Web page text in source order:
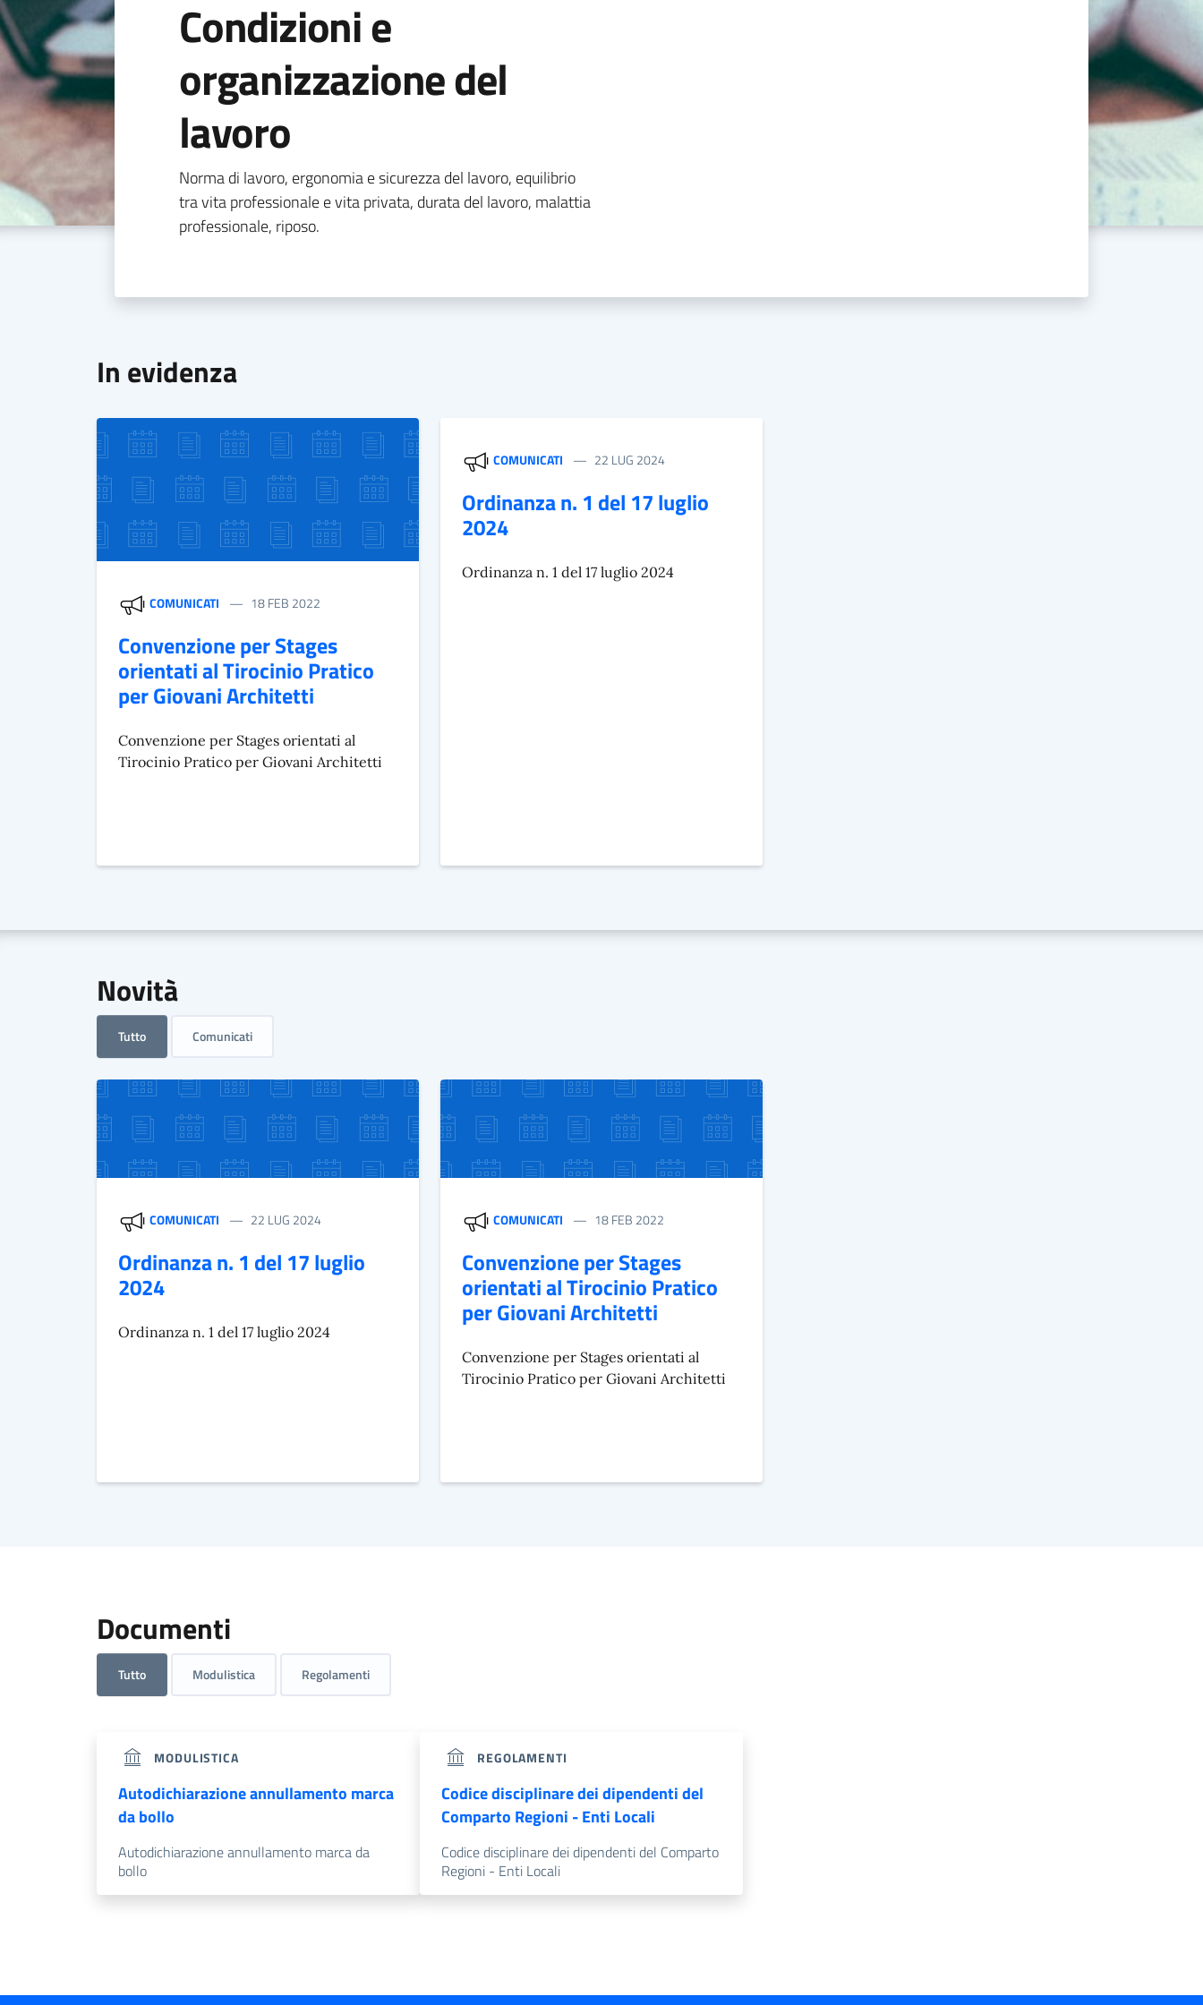
Condizioni e
organizzazione del
lavoro
Norma di lavoro, ergonomia e sicurezza del lavoro, equilibrio
tra vita professionale e vita privata, durata del lavoro, malattia
professionale, riposo.
In evidenza
COMUNICATI 18 FEB 2022
Convenzione per Stages
orientati al Tirocinio Pratico
per Giovani Architetti
Convenzione per Stages orientati al
Tirocinio Pratico per Giovani Architetti
COMUNICATI 22 LUG 2024
Ordinanza n. 1 del 17 luglio
2024
Ordinanza n. 1 del 17 luglio 2024
Novità
Tutto Comunicati
COMUNICATI 22 LUG 2024
Ordinanza n. 1 del 17 luglio
2024
Ordinanza n. 1 del 17 luglio 2024
COMUNICATI 18 FEB 2022
Convenzione per Stages
orientati al Tirocinio Pratico
per Giovani Architetti
Convenzione per Stages orientati al
Tirocinio Pratico per Giovani Architetti
Documenti
Tutto Modulistica Regolamenti
MODULISTICA
Autodichiarazione annullamento marca
da bollo
Autodichiarazione annullamento marca da
bollo
REGOLAMENTI
Codice disciplinare dei dipendenti del
Comparto Regioni - Enti Locali
Codice disciplinare dei dipendenti del Comparto
Regioni - Enti Locali